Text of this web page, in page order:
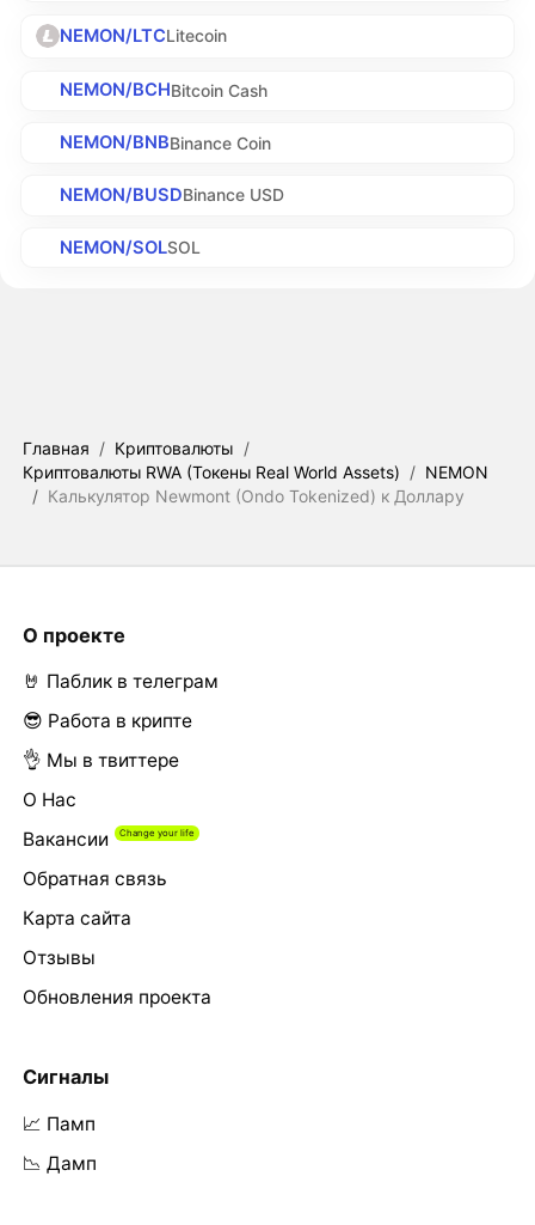
NEMON/LTCLitecoin
NEMON/BCHBitcoin Cash
NEMON/BNBBinance Coin
NEMON/BUSDBinance USD
NEMON/SOLSOL
Главная / Криптовалюты /
Криптовалюты RWA (Токены Real World Assets) / NEMON
/ Калькулятор Newmont (Ondo Tokenized) к Доллару
О проекте
🤘 Паблик в телеграм
😎 Работа в крипте
👌 Мы в твиттере
О Нас
Вакансии
Обратная связь
Карта сайта
Отзывы
Обновления проекта
Сигналы
📈 Памп
📉 Дамп